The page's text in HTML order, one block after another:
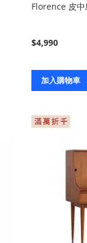
Florence 皮
$4,990
加入購物車